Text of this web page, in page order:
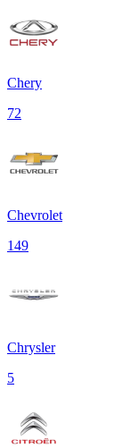
Chery
72
Chevrolet
149
Chrysler
5